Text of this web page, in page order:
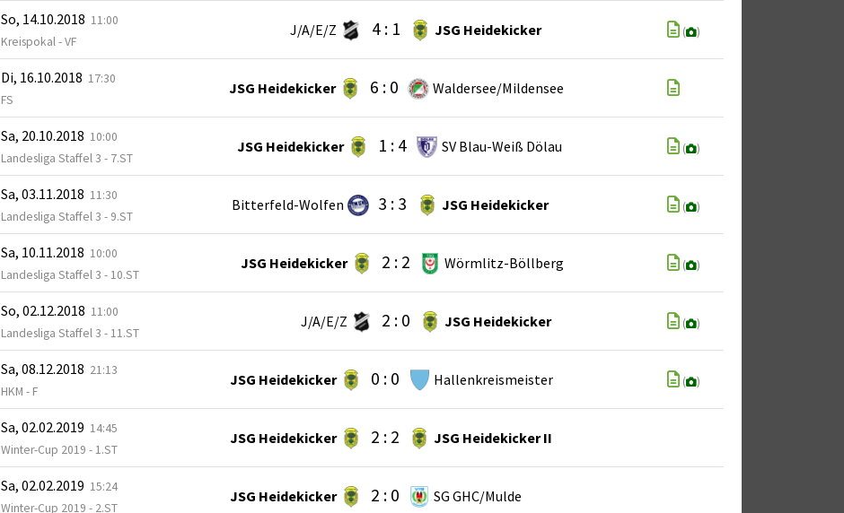
So, 14.10.2018 11:00
Kreispokal - VF
J/A/E/Z 4 : 1 JSG Heidekicker ( )
Di, 16.10.2018 17:30
FS
JSG Heidekicker 6 : 0 Waldersee/Mildensee
Sa, 20.10.2018 10:00
Landesliga Staffel 3 - 7.ST
JSG Heidekicker 1 : 4 SV Blau-Weiß Dölau ( )
Sa, 03.11.2018 11:30
Landesliga Staffel 3 - 9.ST
Bitterfeld-Wolfen 3 : 3 JSG Heidekicker ( )
Sa, 10.11.2018 10:00
Landesliga Staffel 3 - 10.ST
JSG Heidekicker 2 : 2 Wörmlitz-Böllberg ( )
So, 02.12.2018 11:00
Landesliga Staffel 3 - 11.ST
J/A/E/Z 2 : 0 JSG Heidekicker ( )
Sa, 08.12.2018 21:13
HKM - F
JSG Heidekicker 0 : 0 Hallenkreismeister ( )
Sa, 02.02.2019 14:45
Winter-Cup 2019 - 1.ST
JSG Heidekicker 2 : 2 JSG Heidekicker II
Sa, 02.02.2019 15:24
Winter-Cup 2019 - 2.ST
JSG Heidekicker 2 : 0 SG GHC/Mulde